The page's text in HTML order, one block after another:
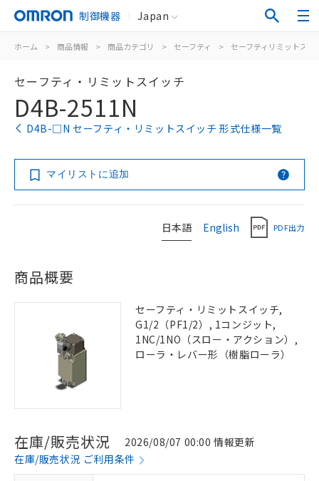
制御機器 Japan
ホーム > 商品情報 > 商品カテゴリ > セーフティ > セーフティリミットスイ
セーフティ・リミットスイッチ
D4B-2511N
D4B-□N セーフティ・リミットスイッチ 形式仕様一覧
マイリストに追加
日本語 English PDF出力
商品概要
セーフティ・リミットスイッチ,
G1/2（PF1/2）, 1コンジット,
1NC/1NO（スロー・アクション）,
ローラ・レバー形（樹脂ローラ）
在庫/販売状況
2026/08/07 00:00 情報更新
在庫/販売状況 ご利用条件